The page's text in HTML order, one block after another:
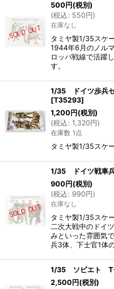
500円(税別)
(税込: 550円)
在庫なし
タミヤ製1/35スケ
1944年6月のノル
ロッパ戦線で活躍
す。
1/35 ドイツ歩兵
[T35293]
1,200円(税別)
(税込: 1,320円)
在庫数 1点
タミヤ製1/35スケ
1/35 ドイツ戦車
900円(税別)
(税込: 990円)
在庫なし
タミヤ製1/35スケ
二次大戦中のドイ
みといった雰囲気
兵3体、下士官1体
1/35 ソビエト
2,500円(税別)